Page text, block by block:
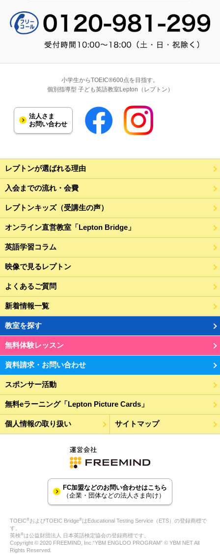
小学生からTOEIC®600点を目指す。
個別指導型 子ども英語教室Lepton（レプトン）
法人さま
お問い合わせ
レプトンが選ばれる理由
入会までの流れ・会費
レプトンキッズ（受講生の声）
オンライン直営教室「Lepton Bridge」
英語学習コラム
映像で見るレプトン
よくあるご質問
新着情報一覧
教室を探す
無料体験レッスン
資料請求・お問い合わせ
スポンサー活動
無料eラーニング「Lepton Picture Cards」
個人情報の取り扱い サイトマップ
FC加盟などのお問い合わせはこちら
（企業・団体などの法人さま向け）
TOEIC®およびTOEIC Bridge®はEducational Testing Service（ETS）の登録商標で
す。
英検®は公益財団法人 日本英語検定協会の登録商標です。
Copyright © 2020 FREEMIND, Inc.“YBM ENGLOO PROGRAM” © YBM NET All
Rights Reserved.